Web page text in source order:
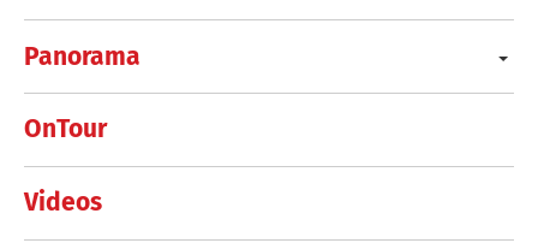
Panorama
OnTour
Videos